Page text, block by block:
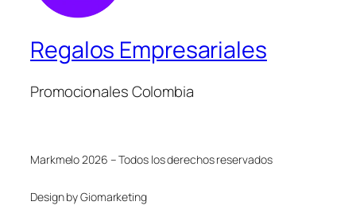
Regalos Empresariales
Promocionales Colombia
Markmelo 2026 – Todos los derechos reservados
Design by Giomarketing